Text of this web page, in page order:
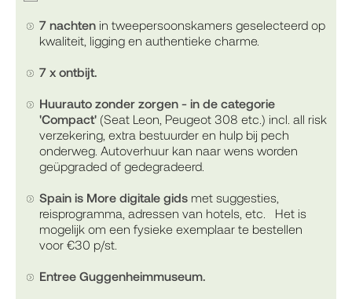
7 nachten in tweepersoonskamers geselecteerd op
kwaliteit, ligging en authentieke charme.
7 x ontbijt.
Huurauto zonder zorgen - in de categorie
'Compact' (Seat Leon, Peugeot 308 etc.) incl. all risk
verzekering, extra bestuurder en hulp bij pech
onderweg. Autoverhuur kan naar wens worden
geüpgraded of gedegradeerd.
Spain is More digitale gids met suggesties,
reisprogramma, adressen van hotels, etc. Het is
mogelijk om een fysieke exemplaar te bestellen
voor €30 p/st.
Entree Guggenheimmuseum.